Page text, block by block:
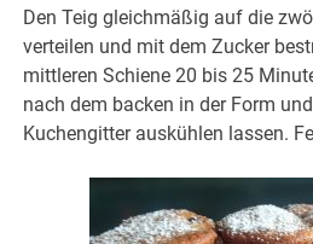
Den Teig gleichmäßig auf die
verteilen und mit dem Zucker
mittleren Schiene 20 bis 25
nach dem backen in der Form
Kuchengitter auskühlen lassen.